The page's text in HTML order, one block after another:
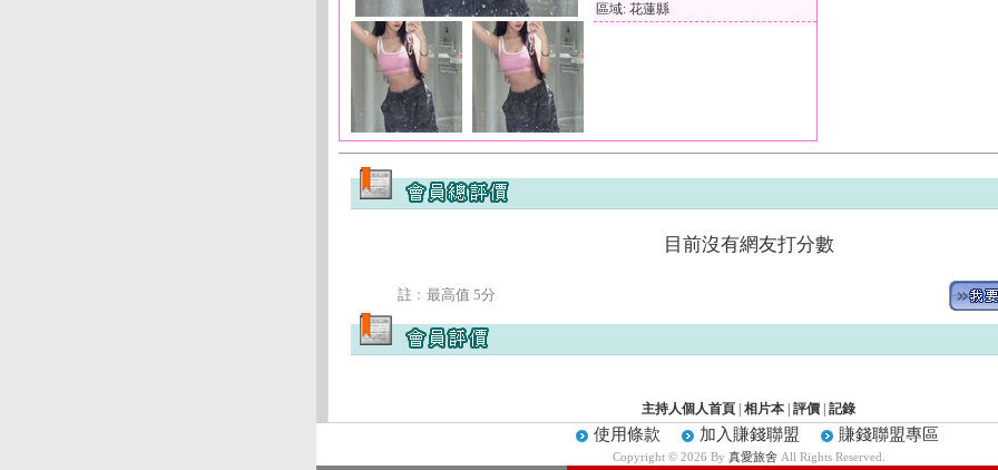
區域: 花蓮縣
目前沒有網友打分數
註﹕最高值 5分
主持人個人首頁 相片本 評價 記錄
使用條款 加入賺錢聯盟 賺錢聯盟專區
Copyright © 2026 By 真愛旅舍All Rights Reserved.